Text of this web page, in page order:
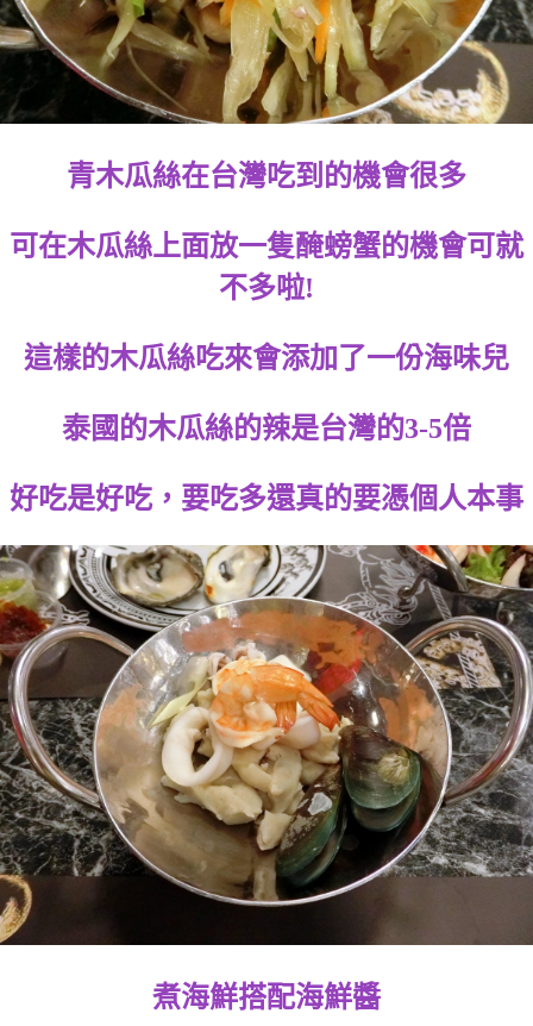
青木瓜絲在台灣吃到的機會很多
可在木瓜絲上面放一隻醃螃蟹的機會可就
不多啦!
這樣的木瓜絲吃來會添加了一份海味兒
泰國的木瓜絲的辣是台灣的3-5倍
好吃是好吃，要吃多還真的要憑個人本事
煮海鮮搭配海鮮醬